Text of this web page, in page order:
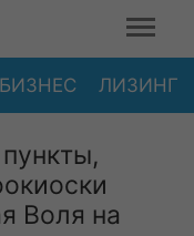
БИЗНЕС ЛИЗИНГ
Воля на